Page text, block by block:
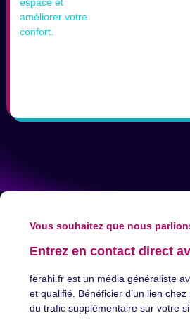
Vous souhaitez que nous
Entrez en contact direct
ferahi.fr est un média généraliste
et qualifié. Bénéficier d’un lien chez
du trafic supplémentaire sur votre